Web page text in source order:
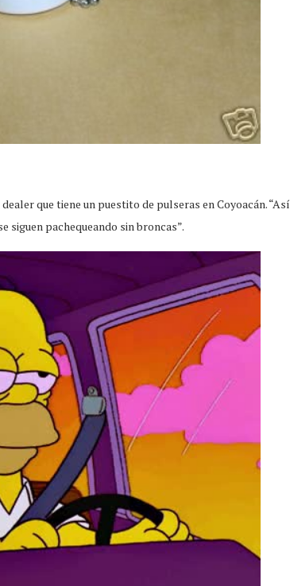
que tiene un puestito de pulseras en Coyoacán. “Así
siguen pachequeando sin broncas”.